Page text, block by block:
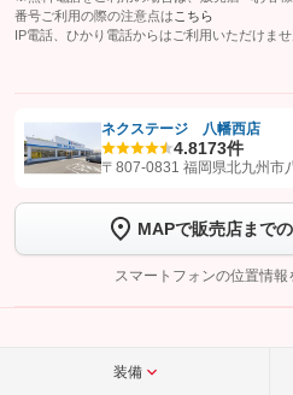
番号ご利用の際の注意点は こちら
IP電話、ひかり電話からはご利用いただけませ
【STEP1】認証画面でグーネットを友だ
トーク画面で
ボタンをタッ
完了してください。
こちら
ネクステージ 八幡西店
4.8173件
〒807-0831 福岡県北九州市
MAPで販売店まで
スマートフォンの位置情
装備